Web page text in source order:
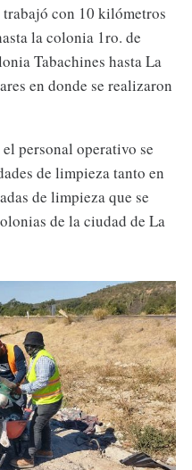
con 10 kilómetros
la colonia 1ro. de
Tabachines hasta La
en donde se realizaron
personal operativo se
de limpieza tanto en
de limpieza que se
de la ciudad de La